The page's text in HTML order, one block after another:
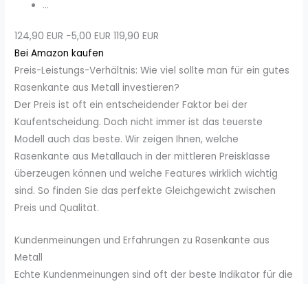
...
124,90 EUR −5,00 EUR 119,90 EUR
Bei Amazon kaufen
Preis-Leistungs-Verhältnis: Wie viel sollte man für ein gutes
Rasenkante aus Metall investieren?
Der Preis ist oft ein entscheidender Faktor bei der
Kaufentscheidung. Doch nicht immer ist das teuerste
Modell auch das beste. Wir zeigen Ihnen, welche
Rasenkante aus Metallauch in der mittleren Preisklasse
überzeugen können und welche Features wirklich wichtig
sind. So finden Sie das perfekte Gleichgewicht zwischen
Preis und Qualität.
Kundenmeinungen und Erfahrungen zu Rasenkante aus
Metall
Echte Kundenmeinungen sind oft der beste Indikator für die